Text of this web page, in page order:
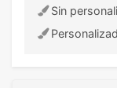
Sin